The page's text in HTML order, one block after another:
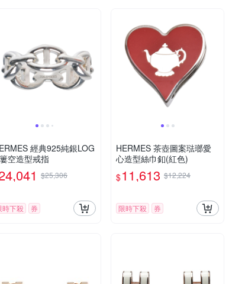
經典925純銀LOG
空造型戒指
$25,306
時下殺 券
HERMES 茶壺圖案琺瑯愛
心造型絲巾釦(紅色)
$11,613 $12,224
限時下殺 券